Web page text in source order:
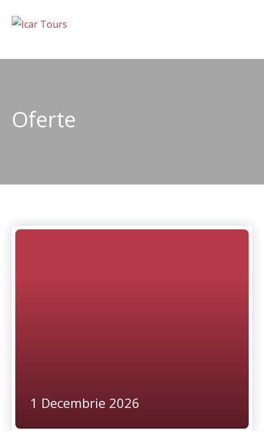
Oferte
1 Decembrie 2026